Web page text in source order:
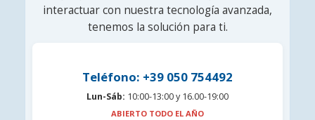
interactuar con nuestra tecnología avanzada,
tenemos la solución para ti.
Teléfono: +39 050 754492
Lun-Sáb: 10:00-13:00 y 16.00-19:00
ABIERTO TODO EL AÑO